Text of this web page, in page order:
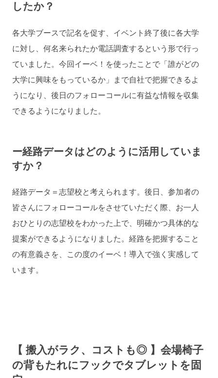
したか？
各大学ブースで記名を促す、イベント終了後に各大学
に対し、何名来られたか電話調査するという形で行っ
ていました。今回イーベ！を使ったことで「誰がどの
大学に興味をもっているか」まで自社で把握できるよ
うになり、後日のフォローコールに有益な情報を収集
できるようになりました。
ー経路データはどのように活用していま
すか？
経路データ＝志望校と考えられます。後日、参加者の
皆さんにフォローコールをさせていただく際、お一人
おひとりの志望校をわかった上で、明確かつ具体的な
提案ができるようになりました。経路を把握すること
の有意義さを、この度のイーベ！導入で強く実感して
います。
【 搬入がラク、コストも◎ 】会場椅子
の背もたれにフックでタブレットを固